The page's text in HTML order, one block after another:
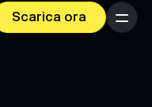
Scarica ora Menu